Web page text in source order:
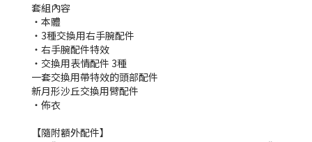
套組內容
・本體
・3種交換用右手腕配件
・右手腕配件特效
・交換用表情配件 3種
一套交換用帶特效的頭部配件
新月形沙丘交換用臂配件
・佈衣
【隨附額外配件】